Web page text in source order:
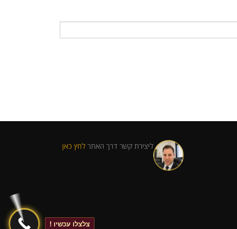
ליצירת קשר דרך האתר לחץ כאן
צלצלו עכשיו !